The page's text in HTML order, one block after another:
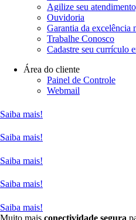
Agilize seu
Ouvidoria
Garantia da excelência
Trabalhe Conosco
Cadastre seu currículo
Área do cliente
Painel de Controle
Webmail
Saiba mais!
Saiba mais!
Saiba mais!
Saiba mais!
Saiba mais!
Muito mais conectividade segura